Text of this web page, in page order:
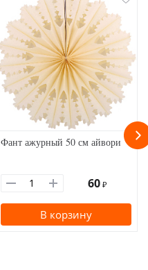
Фант ажурный 50 см айвори
60 ₽
В корзину